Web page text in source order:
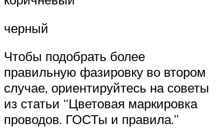
черный
Чтобы подобрать более
правильную фазировку во втором
случае, ориентируйтесь на советы
из статьи “Цветовая маркировка
проводов. ГОСТы и правила.”